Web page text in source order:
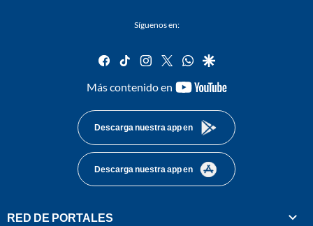
Síguenos en:
facebook
tiktok instagram
twitterwhatsapp
google
Más contenido en
youtube-
Descarga nuestra app en
Descarga nuestra app en
RED DE PORTALES